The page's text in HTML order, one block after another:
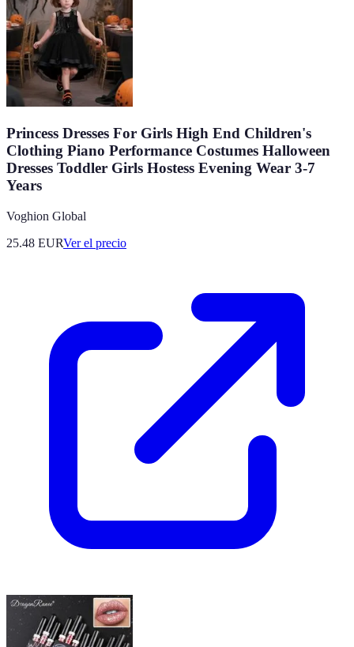
Princess Dresses For Girls High End Children's
Clothing Piano Performance Costumes Halloween
Dresses Toddler Girls Hostess Evening Wear 3-7
Years
Voghion Global
25.48 EURVer el precio